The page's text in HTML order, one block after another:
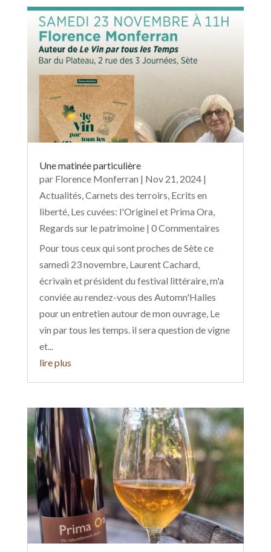
Une matinée particulière
par Florence Monferran | Nov 21, 2024|
Actualités,Carnets des terroirs, Ecrits en
liberté, Les cuvées: l'Originel et Prima Ora,
Regards sur le patrimoine| 0 Commentaires
Pour tous ceux qui sont proches de Sète ce
samedi 23 novembre, Laurent Cachard,
écrivain et président du festival littéraire, m'a
conviée au rendez-vous des Automn'Halles
pour un entretien autour de mon ouvrage, Le
vin par tous les temps. il sera question de vigne
et...
lire plus